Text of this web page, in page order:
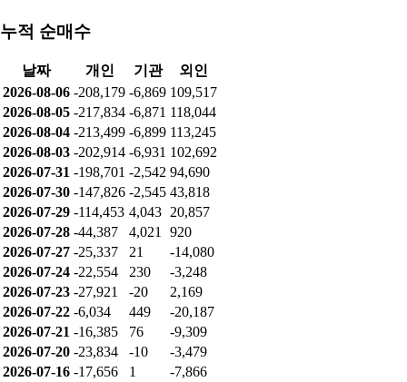
누적 순매수
날짜 개인 기관
외인
2026-08-06 -208,179 -6,869 109,517
2026-08-05 -217,834 -6,871 118,044
2026-08-04 -213,499 -6,899 113,245
2026-08-03 -202,914 -6,931 102,692
2026-07-31 -198,701 -2,542 94,690
2026-07-30 -147,826 -2,545 43,818
2026-07-29 -114,453 4,043 20,857
2026-07-28 -44,387 4,021
920
2026-07-27 -25,337 21
-14,080
2026-07-24 -22,554 230
-3,248
2026-07-23 -27,921 -20
2,169
2026-07-22 -6,034 449
-20,187
2026-07-21 -16,385 76
-9,309
2026-07-20 -23,834 -10
-3,479
2026-07-16 -17,656 1
-7,866